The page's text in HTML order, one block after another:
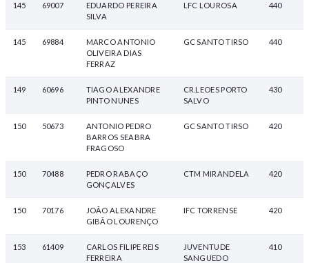
145 69007
EDUARDO PEREIRA
SILVA
LFC LOUROSA 440
145 69884
MARCO ANTONIO
OLIVEIRA DIAS
FERRAZ
GC SANTO TIRSO 440
149 60696
TIAGO ALEXANDRE
PINTO NUNES
CR.LEOES PORTO
SALVO
430
150 50673
ANTONIO PEDRO
BARROS SEABRA
FRAGOSO
GC SANTO TIRSO 420
150 70488
PEDRO RABAÇO
GONÇALVES
CTM MIRANDELA 420
150 70176
JOÃO ALEXANDRE
GIBÃO LOURENÇO
IFC TORRENSE 420
153 61409
CARLOS FILIPE REIS
FERREIRA
JUVENTUDE
SANGUEDO
410